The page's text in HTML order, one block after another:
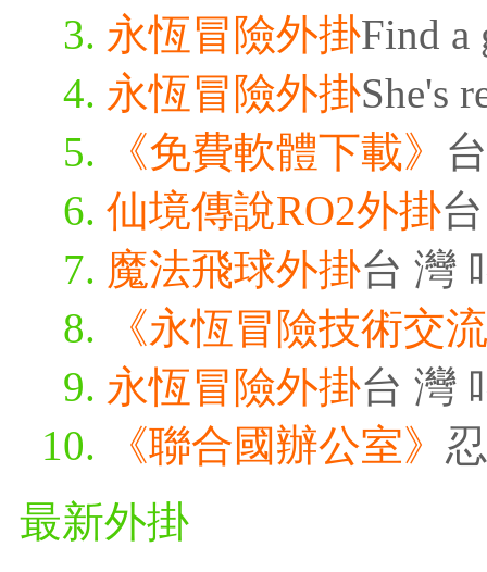
永恆冒險外掛Find a
永恆冒險外掛She's
《免費軟體下載》
仙境傳說RO2外掛
魔法飛球外掛台 灣
《永恆冒險技術交
永恆冒險外掛台 灣
《聯合國辦公室》
最新外掛